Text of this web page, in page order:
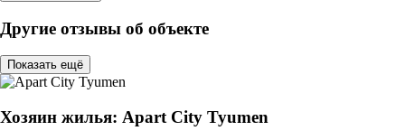
Другие отзывы об объекте
Показать ещё
Хозяин жилья: Apart City Tyumen